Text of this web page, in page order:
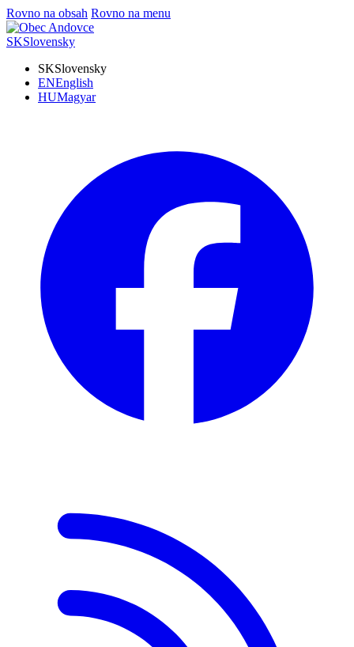
Rovno na obsah Rovno na menu
SKSlovensky
SKSlovensky
ENEnglish
HUMagyar